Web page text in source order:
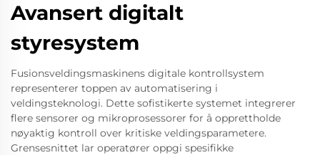
Avansert digitalt
styresystem
Fusionsveldingsmaskinens digitale kontrollsystem
representerer toppen av automatisering i
veldingsteknologi. Dette sofistikerte systemet integrerer
flere sensorer og mikroprosessorer for å opprettholde
nøyaktig kontroll over kritiske veldingsparametere.
Grensesnittet lar operatører oppgi spesifikke